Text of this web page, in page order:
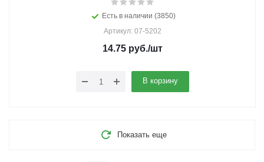
Есть в наличии (3850)
Артикул: 07-5202
14.75 руб./шт
В корзину
Показать еще